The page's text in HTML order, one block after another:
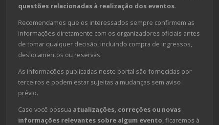
questões relacionadas à realização dos eventos.
Recomendamos que os interessados sempre confirmem as
informações diretamente com os organizadores oficiais antes
de tomar qualquer decisão, incluindo compra de ingressos,
deslocamentos ou reservas.
As informações publicadas neste portal são fornecidas por
terceiros e podem estar sujeitas a mudanças sem aviso
prévio.
Caso você possua atualizações, correções ou novas
informações relevantes sobre algum evento, ficaremos à